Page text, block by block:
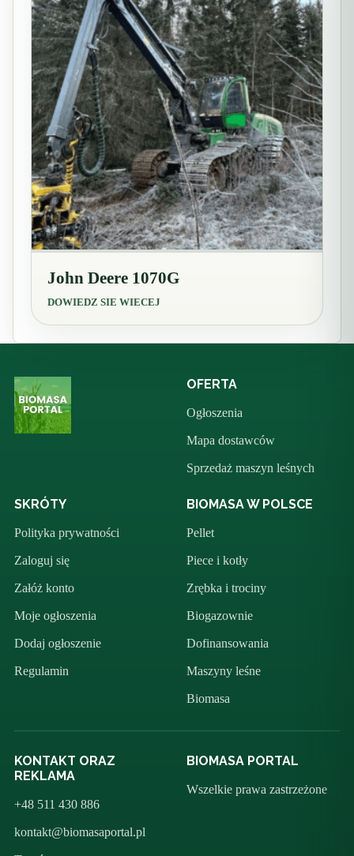
John Deere 1070G
DOWIEDZ SIE WIECEJ
OFERTA
Ogłoszenia
Mapa dostawców
Sprzedaż maszyn leśnych
SKRÓTY
Polityka prywatności
Zaloguj się
Załóż konto
Moje ogłoszenia
Dodaj ogłoszenie
Regulamin
BIOMASA W POLSCE
Pellet
Piece i kotły
Zrębka i trociny
Biogazownie
Dofinansowania
Maszyny leśne
Biomasa
KONTAKT ORAZ
REKLAMA
+48 511 430 886
kontakt@biomasaportal.pl
BIOMASA PORTAL
Wszelkie prawa zastrzeżone